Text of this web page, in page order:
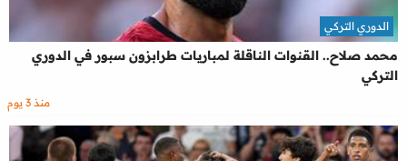
محمد صلاح.. القنوات الناقلة لمباريات طرابزون سبور في الدوري
التركي
الدوري التركي
منذ 3 يوم